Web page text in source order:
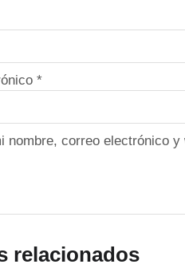
*
nombre, correo electrónico
relacionados